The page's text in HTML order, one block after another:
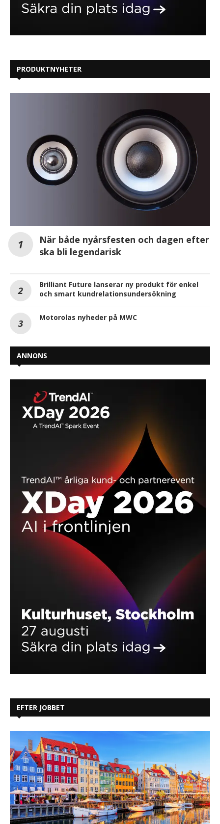
PRODUKTNYHETER
När både nyårsfesten och dagen efter
ska bli legendarisk
Brilliant Future lanserar ny produkt för enkel
och smart kundrelationsundersökning
Motorolas nyheder på MWC
ANNONS
EFTER JOBBET